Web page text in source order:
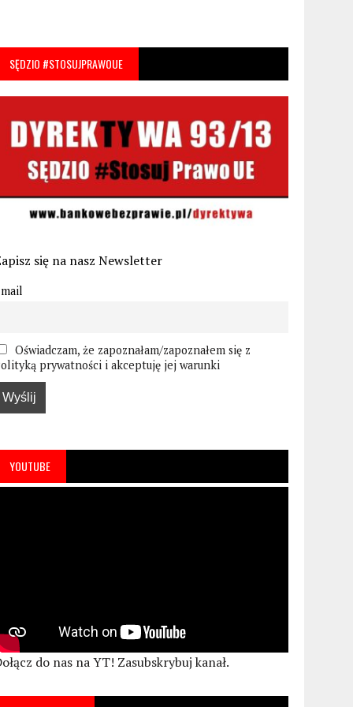
SĘDZIO #STOSUJPRAWOUE
się na nasz Newsletter
Oświadczam, że zapoznałam/zapoznałem się z
prywatności i akceptuję jej warunki
YOUTUBE
do nas na YT! Zasubskrybuj kanał.